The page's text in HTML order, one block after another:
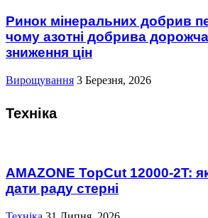
Ринок мінеральних добрив
чому азотні добрива
зниження цін
Вирощування 3 Березня, 2026
Техніка
AMAZONE TopCut 12000-2T:
дати раду стерні